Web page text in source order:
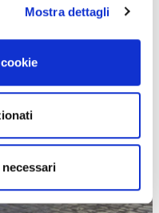
Mostra dettagli